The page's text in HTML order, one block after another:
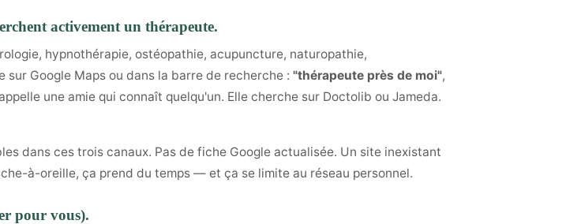
activement un thérapeute.
hypnothérapie, ostéopathie, acupuncture, naturopathie,
sur Google Maps ou dans la barre de recherche : "thérapeute près de moi",
une amie qui connaît quelqu'un. Elle cherche sur Doctolib ou Jameda.
dans ces trois canaux. Pas de fiche Google actualisée. Un site inexistant
à-oreille, ça prend du temps — et ça se limite au réseau personnel.
pour vous).